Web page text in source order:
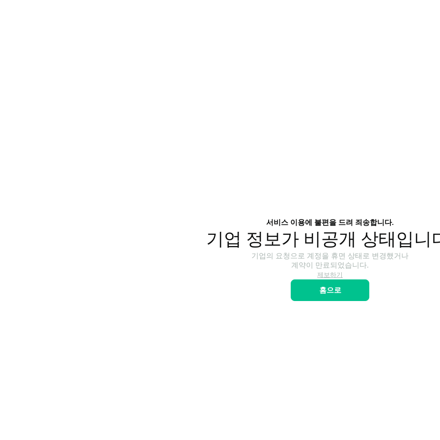
서비스 이용에 불편을 드려 죄송합니다.
기업 정보가 비공개 상태입니
기업의 요청으로 계정을 휴면 상태로 변경했거나
계약이 만료되었습니다.
제보하기
홈으로